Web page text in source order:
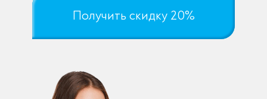
Получить скидку 20%